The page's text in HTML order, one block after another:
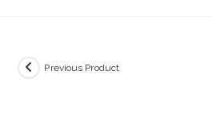
Previous Product